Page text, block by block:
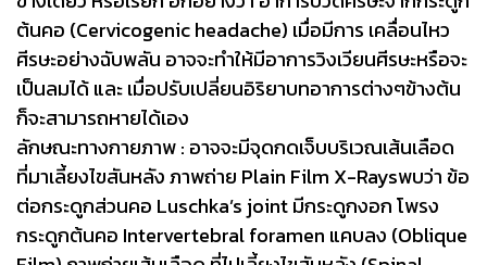
ต้นคอ (Cervicogenic headache) เมื่อมีการ เคลื่อนไหว
ศีรษะอย่างฉับพลัน อาจจะทำให้มีอาการวิงเวียนศีรษะหรือจะ
เป็นลมได้ และ เมื่อปรับเปลี่ยนอิริยาบทอาการต่างๆข้างต้น
ก็จะสามารถหายได้เอง
ลักษณะทางกายภาพ : อาจจะมีจุดกดเจ็บบริเวณเส้นเลือด
ที่มาเลี้ยงไขสันหลัง ภาพถ่าย Plain Film X-Raysพบว่า ข้อ
ต่อกระดูกส่วนคอ Luschka’s joint มีกระดูกงอก โพรง
กระดูกต้นคอ Intervertebral foramen แคบลง (Oblique